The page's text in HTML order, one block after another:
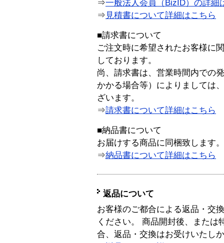
⇒一般法人会員（BizID）の詳細
⇒ 見積書について詳細はこちら
■請求書について
ご注文時に希望されたお客様に
しております。
尚、請求書は、営業時間内での
かかる場合等）によりましては
ざいます。
⇒請求書について詳細はこちら
■納品書について
お届けする商品に同梱致します。
⇒納品書について詳細はこちら
返品について
お客様のご都合による返品・交
ください。 商品開封後、または
合、返品・交換はお受けいたし